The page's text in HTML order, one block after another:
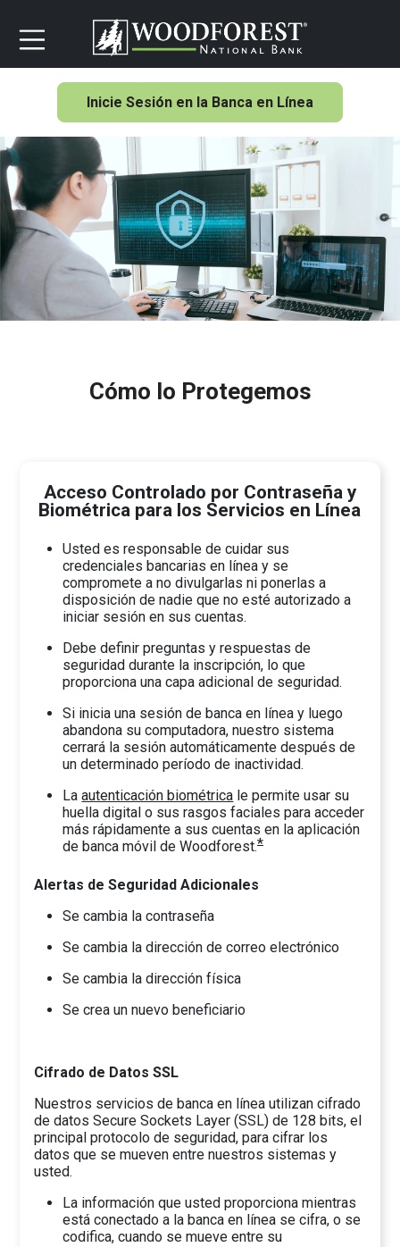
Inicie Sesión en la Banca en Línea
Cómo lo Protegemos
Acceso Controlado por Contraseña y
Biométrica para los Servicios en Línea
Usted es responsable de cuidar sus
credenciales bancarias en línea y se
compromete a no divulgarlas ni ponerlas a
disposición de nadie que no esté autorizado a
iniciar sesión en sus cuentas.
Debe definir preguntas y respuestas de
seguridad durante la inscripción, lo que
proporciona una capa adicional de seguridad.
Si inicia una sesión de banca en línea y luego
abandona su computadora, nuestro sistema
cerrará la sesión automáticamente después de
un determinado período de inactividad.
Laautenticación biométrica le permite usar su
huella digital o sus rasgos faciales para acceder
más rápidamente a sus cuentas en la aplicación
de banca móvil de Woodforest.*
Alertas de Seguridad Adicionales
Se cambia la contraseña
Se cambia la dirección de correo electrónico
Se cambia la dirección física
Se crea un nuevo beneficiario
Cifrado de Datos SSL
Nuestros servicios de banca en línea utilizan cifrado
de datos Secure Sockets Layer (SSL) de 128 bits, el
principal protocolo de seguridad, para cifrar los
datos que se mueven entre nuestros sistemas y
usted.
La información que usted proporciona mientras
está conectado a la banca en línea se cifra, o se
codifica, cuando se mueve entre su